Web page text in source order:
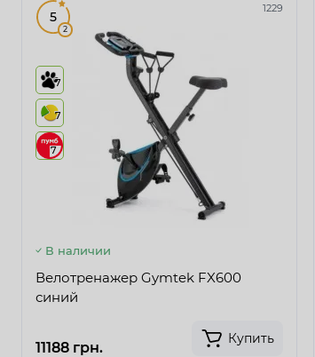
1229
5
2
7
7
7
В наличии
Велотренажер Gymtek FX600
синий
11188 грн.
Купить